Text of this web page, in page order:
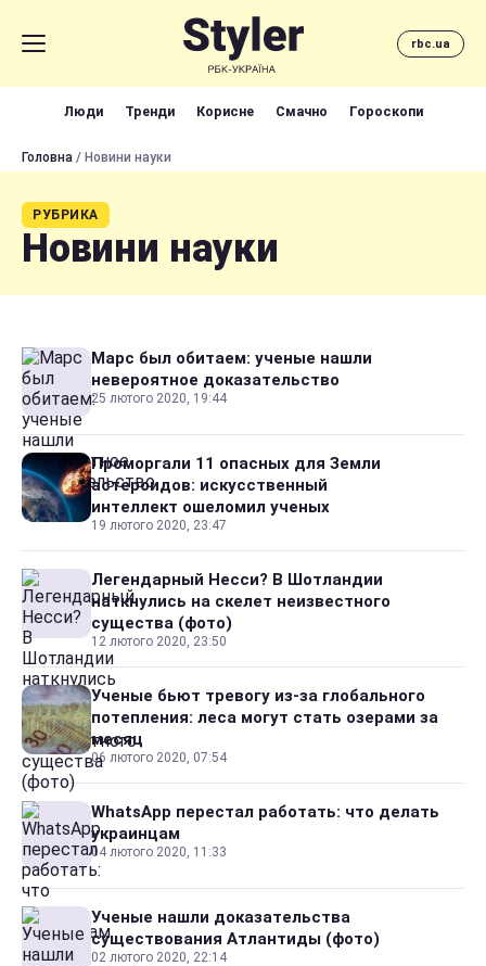
rbc.ua
Люди Тренди Корисне Смачно Гороскопи
Головна / Новини науки
РУБРИКА
Новини науки
Марс был обитаем: ученые нашли
невероятное доказательство
25 лютого 2020, 19:44
Проморгали 11 опасных для Земли
астероидов: искусственный
интеллект ошеломил ученых
19 лютого 2020, 23:47
Легендарный Несси? В Шотландии
наткнулись на скелет неизвестного
существа (фото)
12 лютого 2020, 23:50
Ученые бьют тревогу из-за глобального
потепления: леса могут стать озерами за
месяц
06 лютого 2020, 07:54
WhatsApp перестал работать: что делать
украинцам
04 лютого 2020, 11:33
Ученые нашли доказательства
существования Атлантиды (фото)
02 лютого 2020, 22:14